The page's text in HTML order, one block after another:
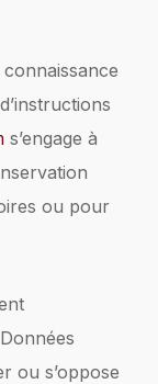
s’engage à
ou pour
ou s’oppose